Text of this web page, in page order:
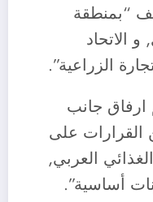
“بمنطقة
و الاتحاد
الزراعية”.
ارفاق جانب
القرارات على
العربي,
أساسية”.